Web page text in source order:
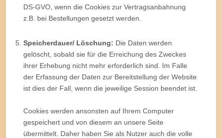
DS-GVO, wenn die Cookies zur Vertragsanbahnung
z.B. bei Bestellungen gesetzt werden.
Speicherdauer/ Löschung: Die Daten werden
gelöscht, sobald sie für die Erreichung des Zweckes
ihrer Erhebung nicht mehr erforderlich sind. Im Falle
der Erfassung der Daten zur Bereitstellung der Website
ist dies der Fall, wenn die jeweilige Session beendet ist.
Cookies werden ansonsten auf Ihrem Computer
gespeichert und von diesem an unsere Seite
übermittelt. Daher haben Sie als Nutzer auch die volle